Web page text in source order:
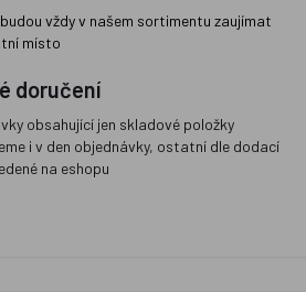
vždy v našem sortimentu zaujímat
místo
doručení
obsahující jen skladové položky
i v den objednávky, ostatní dle dodací
na eshopu